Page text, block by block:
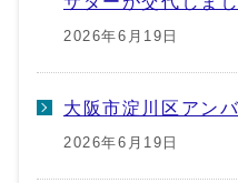
2026年6月19日
大阪市淀川区アン
2026年6月19日